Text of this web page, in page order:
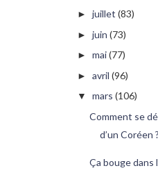
► juillet (83)
► juin (73)
► mai(77)
► avril (96)
▼ mars (106)
Comment se
d’un Coréen ?
Ça bouge dans